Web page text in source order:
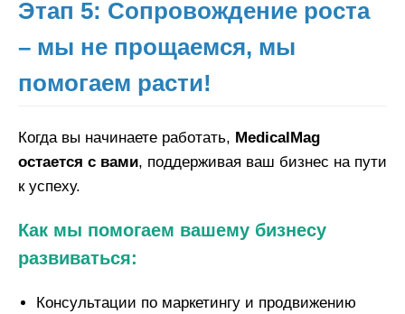
Этап 5: Сопровождение роста
– мы не прощаемся, мы
помогаем расти!
Когда вы начинаете работать, MedicalMag
остается с вами, поддерживая ваш бизнес на пути
к успеху.
Как мы помогаем вашему бизнесу
развиваться:
Консультации по маркетингу и продвижению